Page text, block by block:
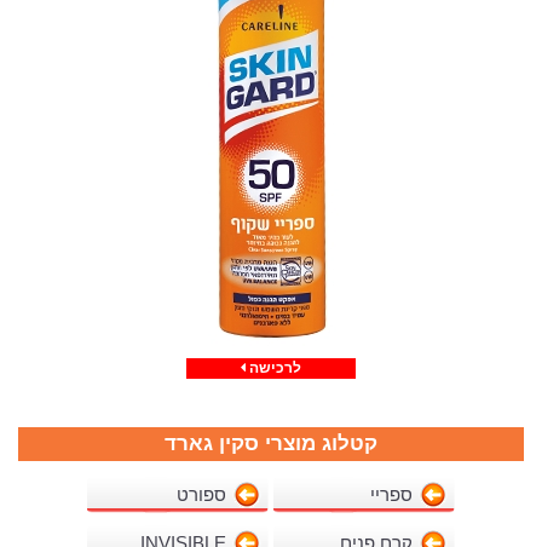
לרכישה
קטלוג מוצרי סקין גארד
ספריי ספורט
קרם פנים INVISIBLE